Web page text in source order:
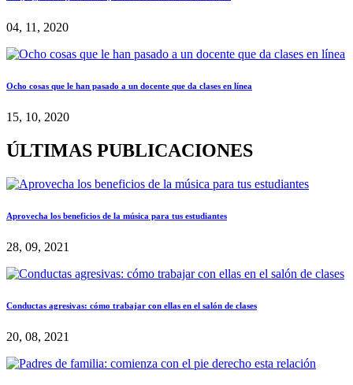
04, 11, 2020
Ocho cosas que le han pasado a un docente que da clases en línea
15, 10, 2020
ÚLTIMAS PUBLICACIONES
Aprovecha los beneficios de la música para tus estudiantes
28, 09, 2021
Conductas agresivas: cómo trabajar con ellas en el salón de clases
20, 08, 2021